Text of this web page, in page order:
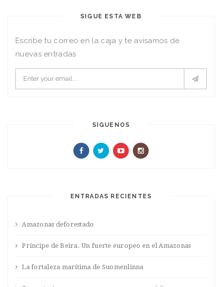
SIGUE ESTA WEB
Escribe tu correo en la caja y te avisamos de
nuevas entradas
SIGUENOS
ENTRADAS RECIENTES
Amazonas deforestado
Príncipe de Beira. Un fuerte europeo en el Amazonas
La fortaleza marítima de Suomenlinna